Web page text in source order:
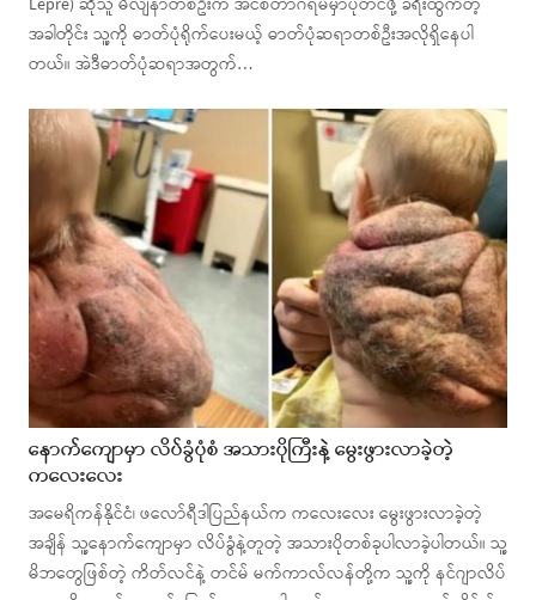
Lepre) ဆိုသူ မီလျံနာတစ်ဦးက အင်စတာဂရမ်မှာပုံတင်ဖို့ ခရီးထွက်တဲ့
အခါတိုင်း သူ့ကို ဓာတ်ပုံရိုက်ပေးမယ့် ဓာတ်ပုံဆရာတစ်ဦးအလိုရှိနေပါ
တယ်။ အဲဒီဓာတ်ပုံဆရာအတွက်…
နောက်ကျောမှာ လိပ်ခွံပုံစံ အသားပိုကြီးနဲ့ မွေးဖွားလာခဲ့တဲ့
ကလေးလေး
အမေရိကန်နိုင်ငံ၊ ဖလော်ရီဒါပြည်နယ်က ကလေးလေး မွေးဖွားလာခဲ့တဲ့
အချိန် သူ့နောက်ကျောမှာ လိပ်ခွံနဲ့တူတဲ့ အသားပိုတစ်ခုပါလာခဲ့ပါတယ်။ သူ့
မိဘတွေဖြစ်တဲ့ ကိတ်လင်နဲ့ တင်မ် မက်ကာလ်လန်တို့က သူ့ကို နင်ဂျာလိပ်